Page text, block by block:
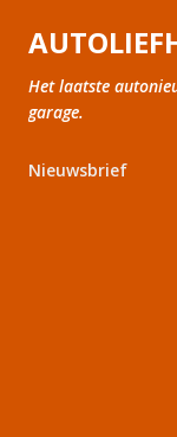
Het laatste
garage.
Nieuwsbrief